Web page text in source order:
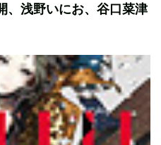
、浅野いにお、谷口菜津